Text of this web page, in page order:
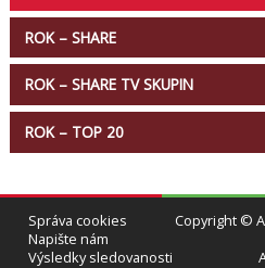
ROK – SHARE
ROK – SHARE TV SKUPIN
ROK – TOP 20
Správa cookies
Napište nám
Výsledky sledovanosti
Copyright ©